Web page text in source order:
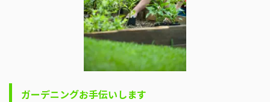
ガーデニングお手伝いします